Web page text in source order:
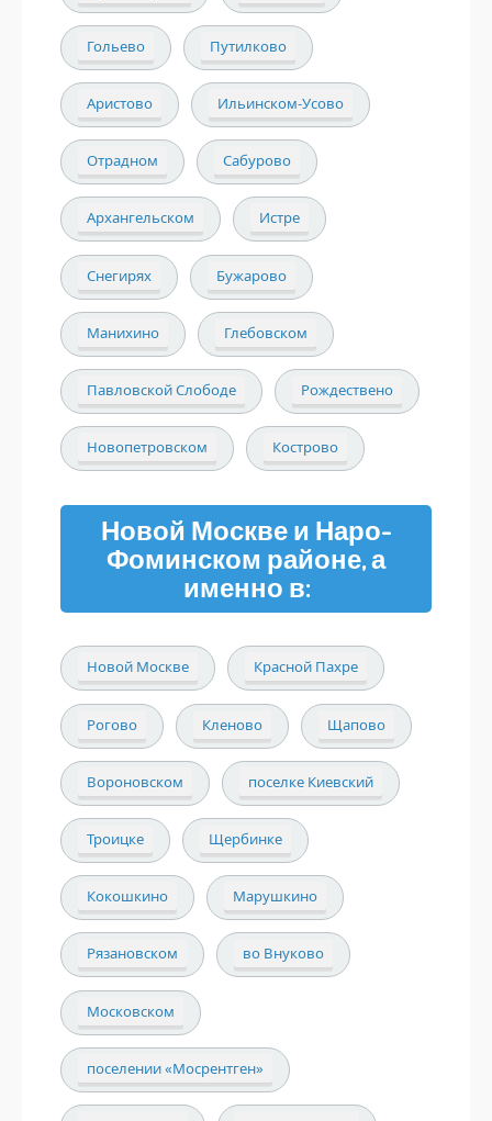
Гольево Путилково
Аристово Ильинском-Усово
Отрадном Сабурово
Архангельском Истре
Снегирях Бужарово
Манихино Глебовском
Павловской Слободе Рождествено
Новопетровском Кострово
Новой Москве и Наро-
Фоминском районе, а
именно в:
Новой Москве Красной Пахре
Рогово Кленово Щапово
Вороновском поселке Киевский
Троицке Щербинке
Кокошкино Марушкино
Рязановском во Внуково
Московском
поселении «Мосрентген»